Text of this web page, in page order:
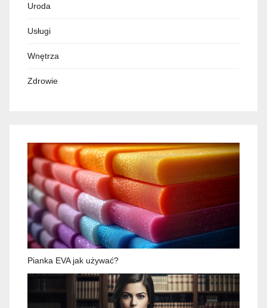
Uroda
Usługi
Wnętrza
Zdrowie
Pianka EVA jak używać?